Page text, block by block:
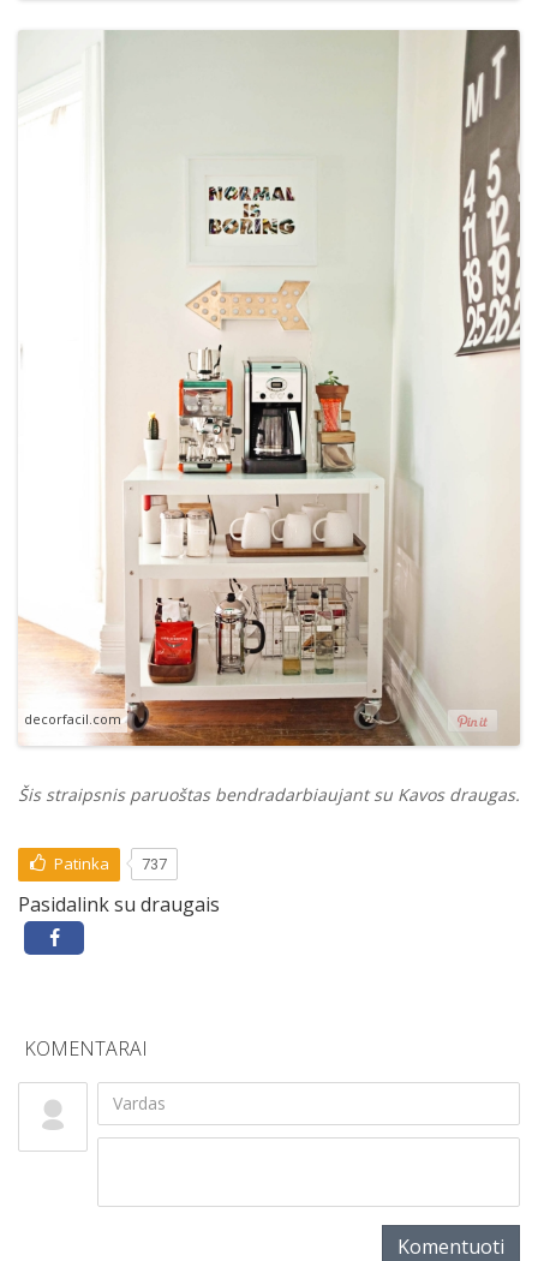
decorfacil.com
Šis straipsnis paruoštas bendradarbiaujant su Kavos draugas.
Patinka 737
Pasidalink su draugais
KOMENTARAI
Komentuoti